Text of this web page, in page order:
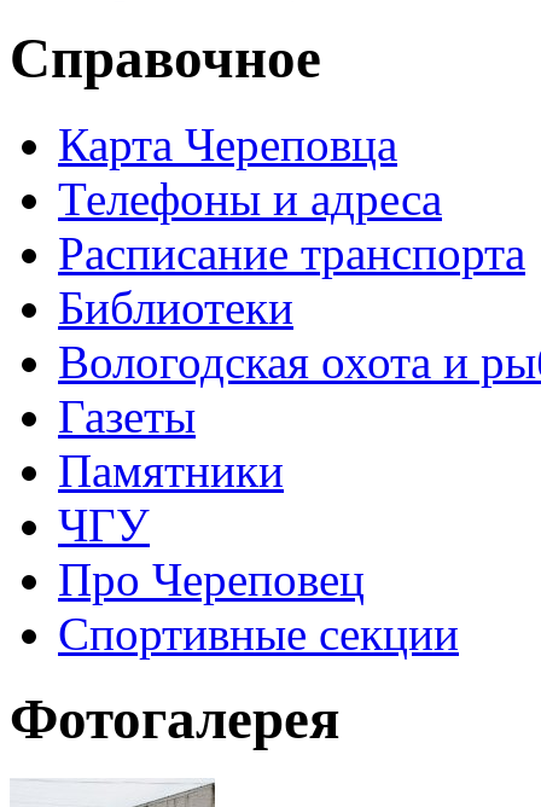
Справочное
Карта Череповца
Телефоны и адреса
Расписание транспорта
Библиотеки
Вологодская охота и
Газеты
Памятники
ЧГУ
Про Череповец
Спортивные секции
Фотогалерея